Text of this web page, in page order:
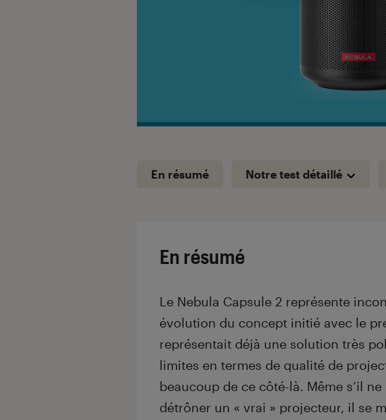
En résumé Notre test détaillé
En résumé
Le Nebula Capsule 2 représente
évolution du concept initié avec le
représentait déjà une solution très
limites en termes de qualité de
beaucoup de ce côté-là. Même s’il
détrôner un « vrai » projecteur, il se